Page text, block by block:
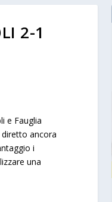
2-1
e Fauglia
ancora
i
una